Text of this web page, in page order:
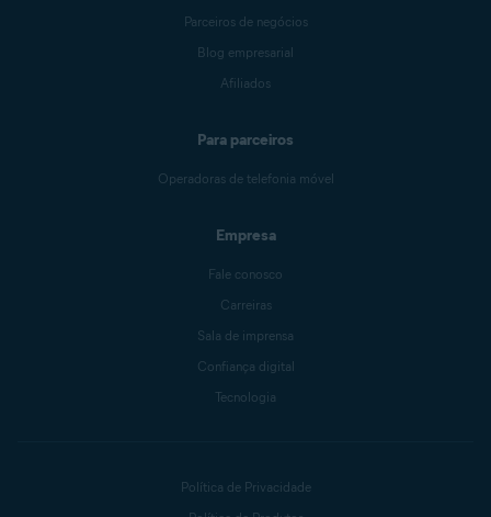
Parceiros de negócios
Blog empresarial
Afiliados
Para parceiros
Operadoras de telefonia móvel
Empresa
Fale conosco
Carreiras
Sala de imprensa
Confiança digital
Tecnologia
Política de Privacidade